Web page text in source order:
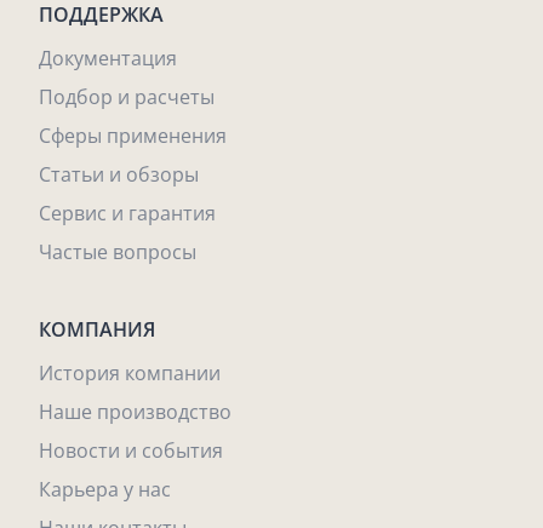
ПОДДЕРЖКА
Документация
Подбор и расчеты
Сферы применения
Статьи и обзоры
Сервис и гарантия
Частые вопросы
КОМПАНИЯ
История компании
Наше производство
Новости и события
Карьера у нас